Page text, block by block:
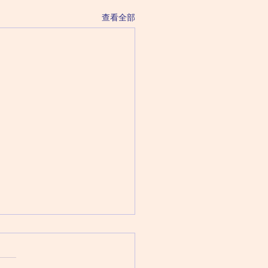
查看全部
有什麼治療方法？除了